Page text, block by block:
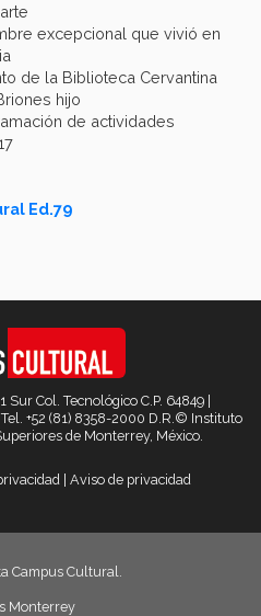
excepcional que vivió en
de la Biblioteca Cervantina
hijo
de actividades
Ed.79
Sur Col. Tecnológico C.P. 64849 |
+52 (81) 8358-2000 D.R.© Instituto
de Monterrey, México.
| Aviso de privacidad
Campus Cultural.
Monterrey